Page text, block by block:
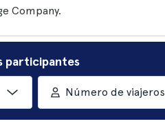
Company.
participantes
Número de viajeros